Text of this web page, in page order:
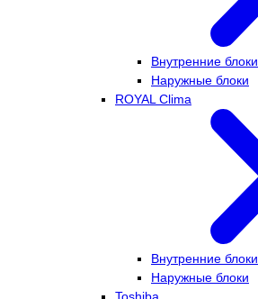
Внутренние блоки
Наружные блоки
ROYAL Clima
Внутренние блоки
Наружные блоки